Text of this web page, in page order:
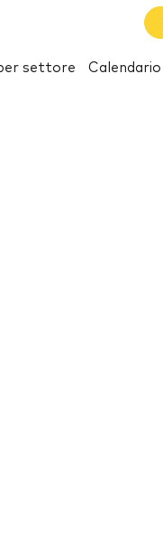
settore Calendario